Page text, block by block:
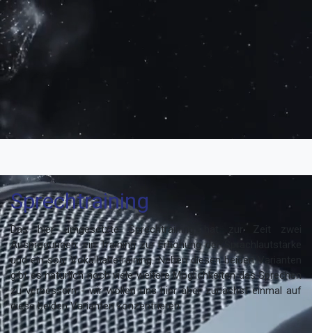
Sprechtraining
Das hier umgesetzte Sprechtraining hat zur Zeit zwei
Ausprägungen: ein Training zur Erhöhung der Sprachlautstärke
und ein sog. Vokalhaltetraining. Neben diesen beiden Varianten
gibt es natürlich noch viele weitere Möglichkeiten das Sprechen
zu verbessern - wir wollen uns hier aber zunächst einmal auf
diese beiden Varianten konzentrieren.